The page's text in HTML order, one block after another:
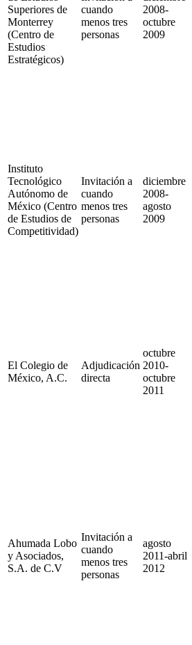
Superiores de
Monterrey
(Centro de
Estudios
Estratégicos)
cuando
menos tres
personas
2008-
octubre
2009
Instituto
Tecnológico
Autónomo de
México (Centro
de Estudios de
Competitividad)
Invitación a
cuando
menos tres
personas
diciembre
2008-
agosto
2009
El Colegio de
México, A.C.
Adjudicación
directa
octubre
2010-
octubre
2011
Ahumada Lobo
y Asociados,
S.A. de C.V
Invitación a
cuando
menos tres
personas
agosto
2011-abril
2012